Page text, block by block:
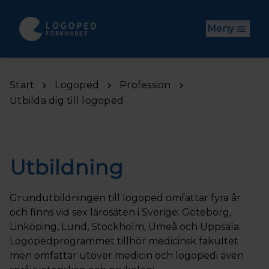
Meny
Start Logoped
Profession
Utbilda dig till logoped
Utbildning
Grundutbildningen till logoped omfattar fyra år
och finns vid sex lärosäten i Sverige: Göteborg,
Linköping, Lund, Stockholm, Umeå och Uppsala.
Logopedprogrammet tillhör medicinsk fakultet
men omfattar utöver medicin och logopedi även